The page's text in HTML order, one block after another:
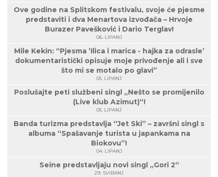
Ove godine na Splitskom festivalu, svoje će pjesme
predstaviti i dva Menartova izvođača – Hrvoje
Burazer Pavešković i Dario Terglav!
06. LIPANJ
Mile Kekin: “Pjesma ’Ilica i marica - hajka za odrasle’
dokumentaristički opisuje moje privođenje ali i sve
što mi se motalo po glavi”
05. LIPANJ
Poslušajte peti službeni singl „Nešto se promijenilo
(Live klub Azimut)“!
05. LIPANJ
Banda turizma predstavlja “Jet Ski” – završni singl s
albuma “Spašavanje turista u japankama na
Biokovu”!
04. LIPANJ
Seine predstavljaju novi singl „Gori 2“
29. SVIBANJ